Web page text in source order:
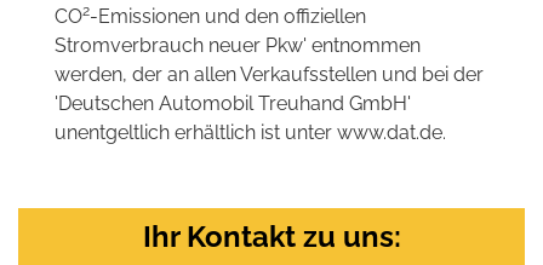
CO2-Emissionen und den offiziellen
Stromverbrauch neuer Pkw' entnommen
werden, der an allen Verkaufsstellen und bei der
'Deutschen Automobil Treuhand GmbH'
unentgeltlich erhältlich ist unter www.dat.de.
Ihr Kontakt zu uns: